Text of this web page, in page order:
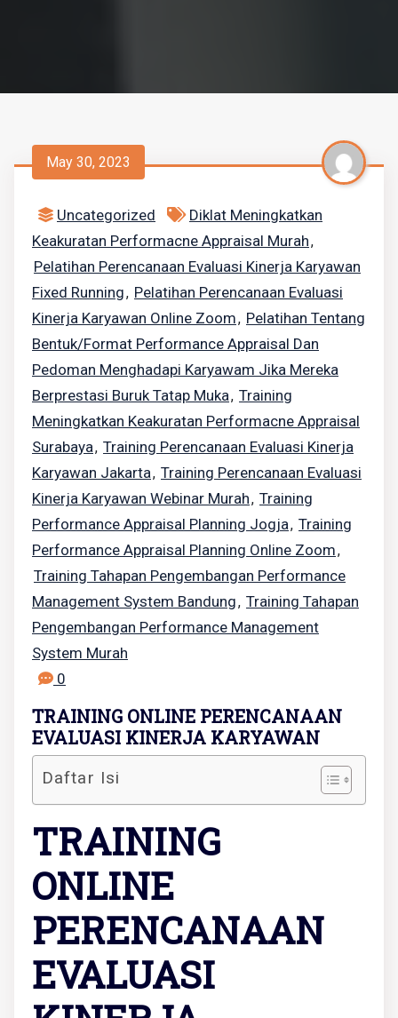
May 30, 2023
Uncategorized
Diklat Meningkatkan
Keakuratan Performacne Appraisal Murah,
Pelatihan Perencanaan Evaluasi Kinerja Karyawan
Fixed Running, Pelatihan Perencanaan Evaluasi
Kinerja Karyawan Online Zoom, Pelatihan Tentang
Bentuk/format Performance Appraisal Dan
Pedoman Menghadapi Karyawam Jika Mereka
Berprestasi Buruk Tatap Muka, Training
Meningkatkan Keakuratan Performacne Appraisal
Surabaya, Training Perencanaan Evaluasi Kinerja
Karyawan Jakarta, Training Perencanaan Evaluasi
Kinerja Karyawan Webinar Murah, Training
Performance Appraisal Planning Jogja, Training
Performance Appraisal Planning Online Zoom,
Training Tahapan Pengembangan Performance
Management System Bandung, Training Tahapan
Pengembangan Performance Management
System Murah
0
TRAINING ONLINE PERENCANAAN
EVALUASI KINERJA KARYAWAN
Daftar Isi
TRAINING
ONLINE
PERENCANAAN
EVALUASI